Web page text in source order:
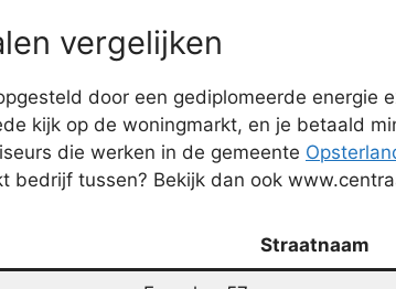
vergelijken
door een gediplomeerde energie
kijk op de woningmarkt, en je betaald
die werken in de gemeente
tussen? Bekijk dan ook
Straatnaam